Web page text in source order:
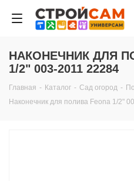
НАКОНЕЧНИК ДЛЯ
1/2" 003-2011 22284
Главная - Каталог - Сад огород -
Наконечник для полива Feona 1/2"